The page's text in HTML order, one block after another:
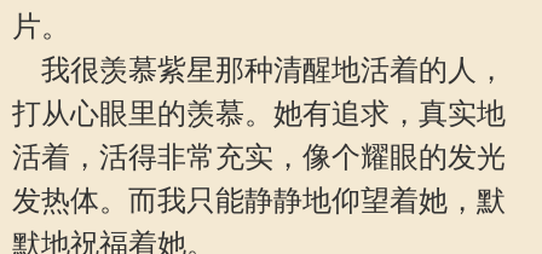
片。
我很羡慕紫星那种清醒地活着的人，
打从心眼里的羡慕。她有追求，真实地
活着，活得非常充实，像个耀眼的发光
发热体。而我只能静静地仰望着她，默
默地祝福着她。